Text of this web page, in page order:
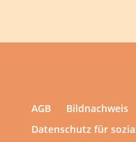
AGB Bildnachweis
Datenschutz für